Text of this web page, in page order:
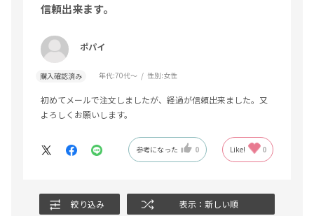
信頼出来ます。
ポパイ
購入確認済み 年代:70代～ 性別:女性
初めてメールで注文しましたが、経過が信頼出来ました。又
よろしくお願いします。
参考になった 0 Like! 0
絞り込み 表示：新しい順